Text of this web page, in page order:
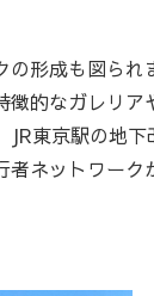
形成も図られ
徴的なガレリア
東京駅の地下
者ネットワーク